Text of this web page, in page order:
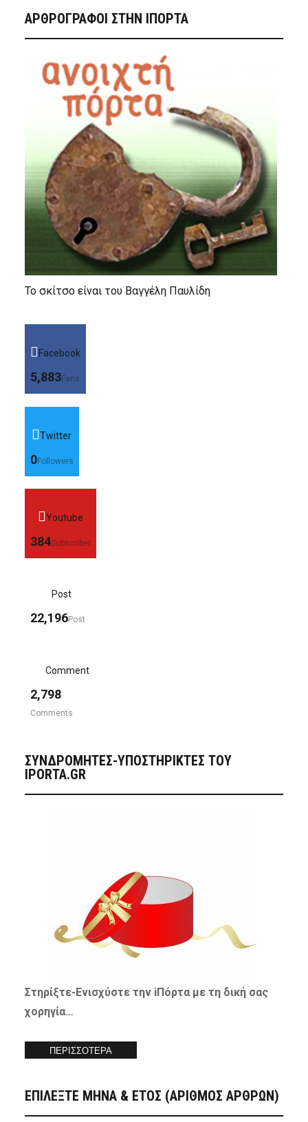
ΑΡΘΡΟΓΡΑΦΟΙ ΣΤΗΝ IΠΟΡΤΑ
Το σκίτσο είναι του Βαγγέλη Παυλίδη
Facebook
5,883Fans
Twitter
0Followers
Youtube
384Subscriber
Post
22,196Post
Comment
2,798
Comments
ΣΥΝΔΡΟΜΗΤΈΣ-ΥΠΟΣΤΗΡΙΚΤΈΣ ΤΟΥ
IPORTA.GR
Στηρίξτε- Ενισχύστετην iΠόρτα με τη δική σας
χορηγία…
ΠΕΡΙΣΣΟΤΕΡΑ
ΕΠΙΛΕΞΤΕ ΜΗΝΑ & ΕΤΟΣ (ΑΡΙΘΜΟΣ ΑΡΘΡΩΝ)